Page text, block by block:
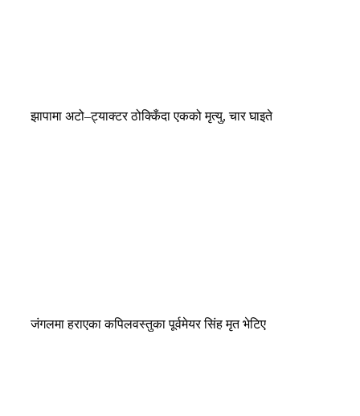
झापामा अटो–ट्याक्टर ठोक्किँदा एकको मृत्यु, चार घाइते
जंगलमा हराएका कपिलवस्तुका पूर्वमेयर सिंह मृत भेटिए